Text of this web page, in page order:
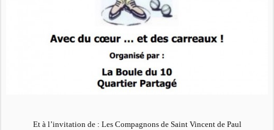
Et à l’invitation de : Les Compagnons de Saint Vincent de Paul